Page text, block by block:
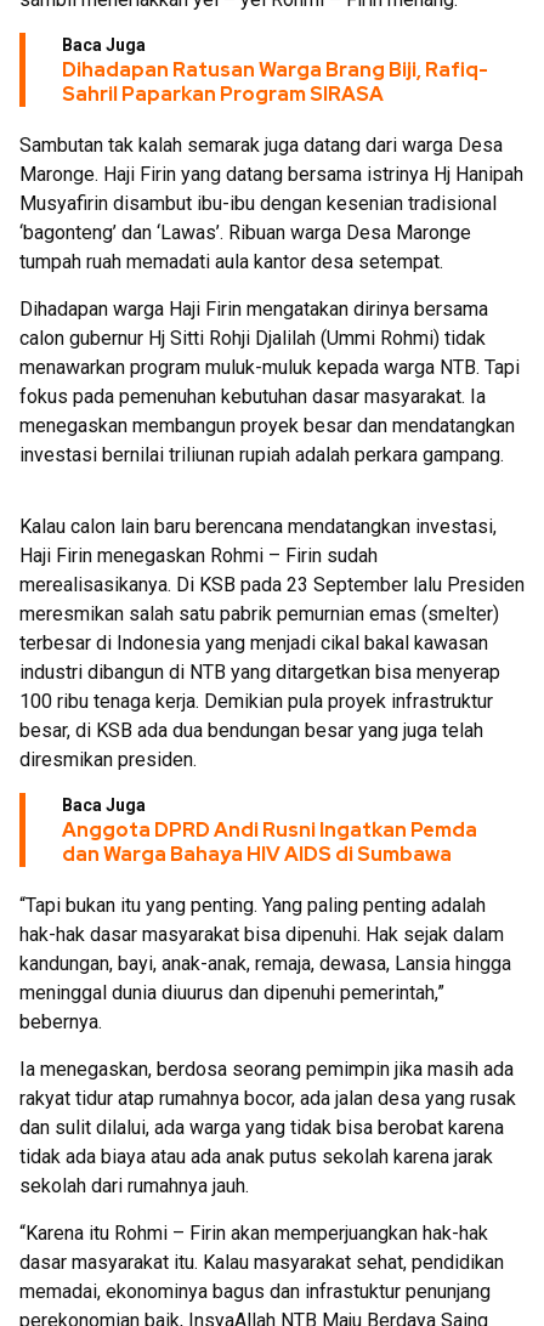
Baca Juga
Dihadapan Ratusan Warga Brang Biji, Rafiq-
Sahril Paparkan Program SIRASA
Sambutan tak kalah semarak juga datang dari warga Desa
Maronge. Haji Firin yang datang bersama istrinya Hj Hanipah
Musyafirin disambut ibu-ibu dengan kesenian tradisional
‘bagonteng’ dan ‘Lawas’. Ribuan warga Desa Maronge
tumpah ruah memadati aula kantor desa setempat.
Dihadapan warga Haji Firin mengatakan dirinya bersama
calon gubernur Hj Sitti Rohji Djalilah (Ummi Rohmi) tidak
menawarkan program muluk-muluk kepada warga NTB. Tapi
fokus pada pemenuhan kebutuhan dasar masyarakat. Ia
menegaskan membangun proyek besar dan mendatangkan
investasi bernilai triliunan rupiah adalah perkara gampang.
Kalau calon lain baru berencana mendatangkan investasi,
Haji Firin menegaskan Rohmi – Firin sudah
merealisasikanya. Di KSB pada 23 September lalu Presiden
meresmikan salah satu pabrik pemurnian emas (smelter)
terbesar di Indonesia yang menjadi cikal bakal kawasan
industri dibangun di NTB yang ditargetkan bisa menyerap
100 ribu tenaga kerja. Demikian pula proyek infrastruktur
besar, di KSB ada dua bendungan besar yang juga telah
diresmikan presiden.
Baca Juga
Anggota DPRD Andi Rusni Ingatkan Pemda
dan Warga Bahaya HIV AIDS di Sumbawa
“Tapi bukan itu yang penting. Yang paling penting adalah
hak-hak dasar masyarakat bisa dipenuhi. Hak sejak dalam
kandungan, bayi, anak-anak, remaja, dewasa, Lansia hingga
meninggal dunia diuurus dan dipenuhi pemerintah,”
bebernya.
Ia menegaskan, berdosa seorang pemimpin jika masih ada
rakyat tidur atap rumahnya bocor, ada jalan desa yang rusak
dan sulit dilalui, ada warga yang tidak bisa berobat karena
tidak ada biaya atau ada anak putus sekolah karena jarak
sekolah dari rumahnya jauh.
“Karena itu Rohmi – Firin akan memperjuangkan hak-hak
dasar masyarakat itu. Kalau masyarakat sehat, pendidikan
memadai, ekonominya bagus dan infrastuktur penunjang
perekonomian baik, InsyaAllah NTB Maju Berdaya Saing